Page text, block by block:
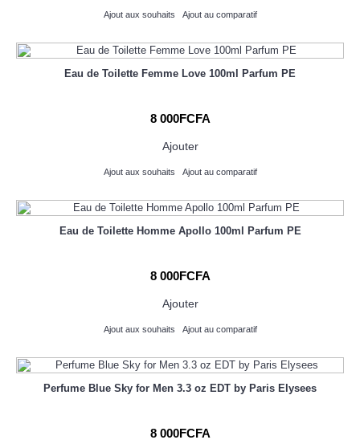
Ajout aux souhaits Ajout au comparatif
Eau de Toilette Femme Love 100ml Parfum PE
8 000FCFA
Ajouter
Ajout aux souhaits Ajout au comparatif
Eau de Toilette Homme Apollo 100ml Parfum PE
8 000FCFA
Ajouter
Ajout aux souhaits Ajout au comparatif
Perfume Blue Sky for Men 3.3 oz EDT by Paris Elysees
8 000FCFA